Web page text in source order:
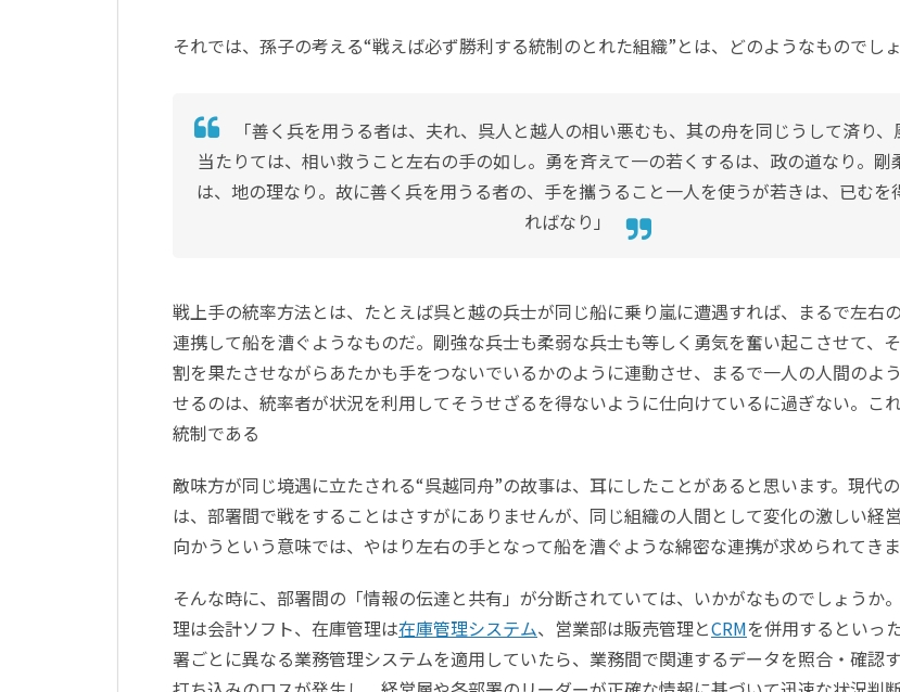
それでは、孫子の考える“戦えば必ず勝利する統制のとれた組織”とは、どのようなものでしょ
「善く兵を用うる者は、夫れ、呉人と越人の相い悪むも、其の舟を同じうして済り
当たりては、相い救うこと左右の手の如し。勇を斉えて一の若くするは、政の道なり。剛
は、地の理なり。故に善く兵を用うる者の、手を攜うること一人を使うが若きは、已むを
ればなり」
戦上手の統率方法とは、たとえば呉と越の兵士が同じ船に乗り嵐に遭遇すれば、まるで左右
連携して船を漕ぐようなものだ。剛強な兵士も柔弱な兵士も等しく勇気を奮い起こさせて、
割を果たさせながらあたかも手をつないでいるかのように連動させ、まるで一人の人間のよ
せるのは、統率者が状況を利用してそうせざるを得ないように仕向けているに過ぎない。こ
統制である
敵味方が同じ境遇に立たされる“呉越同舟”の故事は、耳にしたことがあると思います。現代
は、部署間で戦をすることはさすがにありませんが、同じ組織の人間として変化の激しい経
向かうという意味では、やはり左右の手となって船を漕ぐような綿密な連携が求められてきま
そんな時に、部署間の「情報の伝達と共有」が分断されていては、いかがなものでしょうか
理は会計ソフト、在庫管理は在庫管理システム、営業部は販売管理とCRMを併用するといっ
署ごとに異なる業務管理システムを適用していたら、業務間で関連するデータを照合・確認